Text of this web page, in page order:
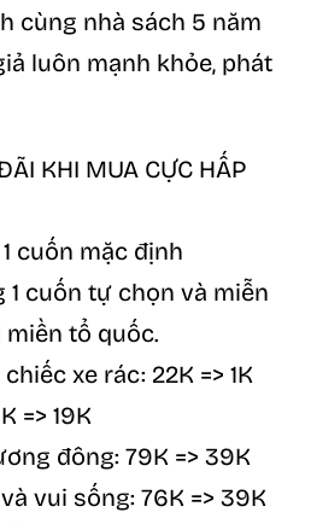
cùng nhà sách 5 năm
luôn mạnh khỏe, phát
KHI MUA CỰC HẤP
cuốn mặc định
cuốn tự chọn và miễn
tổ quốc.
xe rác: 22K => 1K
=> 19K
đông: 79K => 39K
vui sống: 76K => 39K